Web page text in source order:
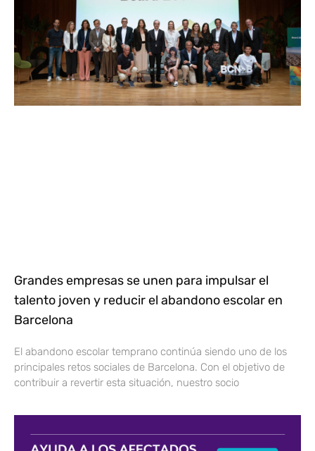
Grandes empresas se unen para impulsar el
talento joven y reducir el abandono escolar en
Barcelona
El abandono escolar temprano continúa siendo uno de los
principales retos sociales de Barcelona. Con el objetivo de
contribuir a revertir esta situación, nuestro socio